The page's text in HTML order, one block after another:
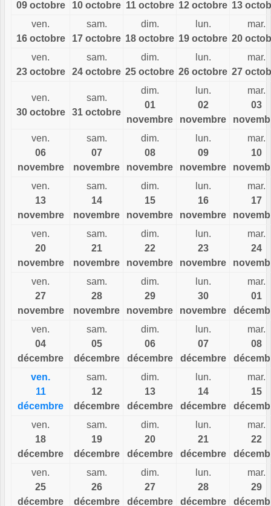
09 octobre
10 octobre 11 octobre 12 octobre 13
ven.
16 octobre
sam.
17 octobre
dim.
18 octobre
lun.
19 octobre
mar.
20
ven.
23 octobre
sam.
24 octobre
dim.
25 octobre
lun.
26 octobre
mar.
27
ven.
30 octobre
sam.
31 octobre
dim.
01
novembre
lun.
02
novembre
mar.
03
ven.
06
novembre
sam.
07
novembre
dim.
08
novembre
lun.
09
novembre
mar.
10
ven.
13
novembre
sam.
14
novembre
dim.
15
novembre
lun.
16
novembre
mar.
17
ven.
20
novembre
sam.
21
novembre
dim.
22
novembre
lun.
23
novembre
mar.
24
ven.
27
novembre
sam.
28
novembre
dim.
29
novembre
lun.
30
novembre
mar.
01
ven.
04
décembre
sam.
05
décembre
dim.
06
décembre
lun.
07
décembre
mar.
08
ven.
11
décembre
sam.
12
décembre
dim.
13
décembre
lun.
14
décembre
mar.
15
ven.
18
décembre
sam.
19
décembre
dim.
20
décembre
lun.
21
décembre
mar.
22
ven.
25
décembre
sam.
26
décembre
dim.
27
décembre
lun.
28
décembre
mar.
29